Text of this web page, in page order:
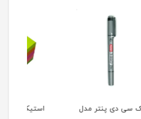
استیکی نوت (یادداشت سر